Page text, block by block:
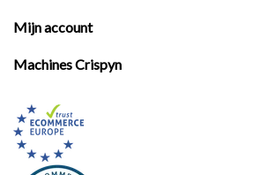
Mijn account
Machines Crispyn